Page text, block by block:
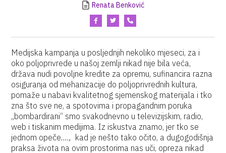
Renata Benković
Medijska kampanja u posljednjih nekoliko mjeseci, za i
oko poljoprivrede u našoj zemlji nikad nije bila veća,
država nudi povoljne kredite za opremu, sufinancira razna
osiguranja od mehanizacije do poljoprivrednih kultura,
pomaže u nabavi kvalitetnog sjemenskog materijala i tko
zna što sve ne, a spotovima i propagandnim poruka
„bombardirani“ smo svakodnevno u televizijskim, radio,
web i tiskanim medijima. Iz iskustva znamo, jer tko se
jednom opeče...., kad je nešto tako očito, a dugogodišnja
praksa života na ovim prostorima nas uči, opreza nikad